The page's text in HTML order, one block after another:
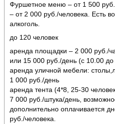
Фуршетное меню – от 1 500
– от 2 000 руб./человека. Есть
алкоголь.
до 120 человек
аренда площадки – 2 000 руб./
или 15 000 руб./день (с 10.00
аренда уличной мебели:
1 000 руб./день
аренда тента (4*8, 25-30
7 000 руб./штука/день,
дополнительно оплачивается
руб./человека.